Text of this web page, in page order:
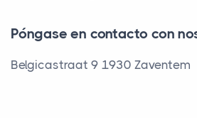
Póngase en contacto con
Belgicastraat 9 1930 Zaventem